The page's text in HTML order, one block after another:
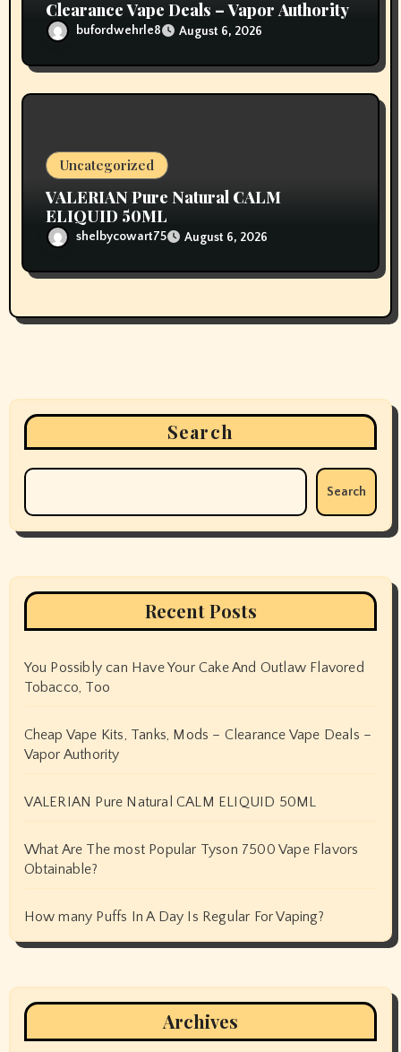
Clearance Vape Deals – Vapor Authority
bufordwehrle8 August 6, 2026
Uncategorized
VALERIAN Pure Natural CALM
ELIQUID 50ML
shelbycowart75 August 6, 2026
Search
Search
Recent Posts
You Possibly can Have Your Cake And Outlaw Flavored
Tobacco, Too
Cheap Vape Kits, Tanks, Mods – Clearance Vape Deals –
Vapor Authority
VALERIAN Pure Natural CALM ELIQUID 50ML
What Are The most Popular Tyson 7500 Vape Flavors
Obtainable?
How many Puffs In A Day Is Regular For Vaping?
Archives